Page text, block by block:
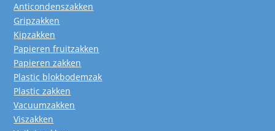
Anticondenszakken
Gripzakken
Kipzakken
Papieren fruitzakken
Papieren zakken
Plastic blokbodemzak
Plastic zakken
Vacuumzakken
Viszakken